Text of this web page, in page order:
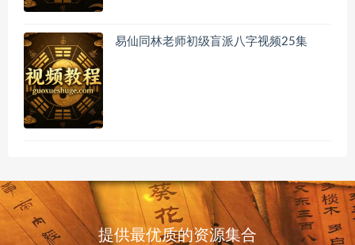
易仙同林老师初级盲派八字视频25集
提供最优质的资源集合